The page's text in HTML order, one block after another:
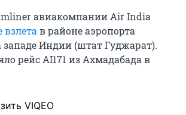
авиакомпании Air India
взлетав районе аэропорта
Индии (штат Гуджарат).
рейс AI171 из Ахмадабада в
VIQEO